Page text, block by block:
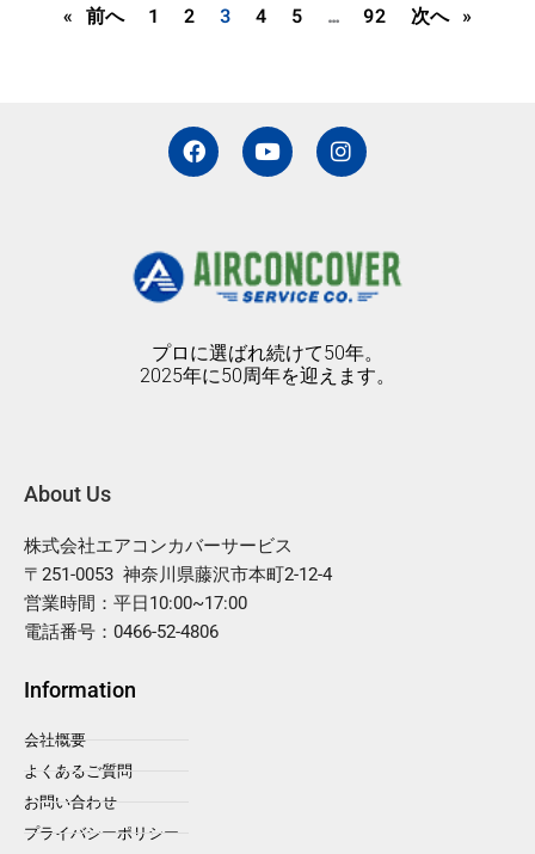
« 前へ 1 2 3 4 5 … 92 次へ »
F
a
c
o
o
k
Y
o
u
b
e
I
n
s
g
r
a
プロに選ばれ続けて50年。
2025年に50周年を迎えます。
About Us
株式会社エアコンカバーサービス
〒251-0053 神奈川県藤沢市本町2-12-4
営業時間：平日10:00~17:00
電話番号：0466-52-4806
Information
会社概要
よくあるご質問
お問い合わせ
プライバシーポリシー